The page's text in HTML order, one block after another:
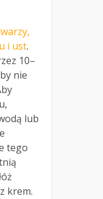
i ust.
10–
nie
lub
tego
krem.